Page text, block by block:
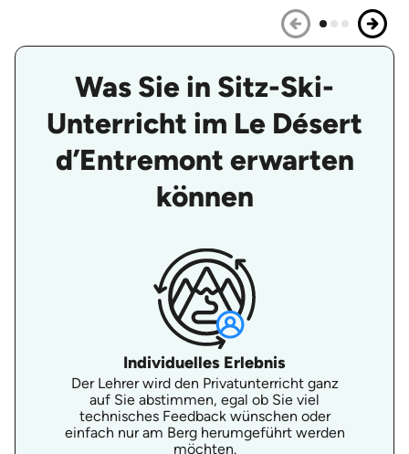
Was Sie in Sitz-Ski-
Unterricht im Le Désert
d’Entremont erwarten
können
Individuelles Erlebnis
Der Lehrer wird den Privatunterricht ganz
auf Sie abstimmen, egal ob Sie viel
technisches Feedback wünschen oder
einfach nur am Berg herumgeführt werden
möchten.